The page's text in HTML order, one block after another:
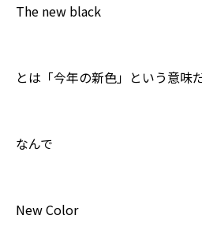
The new black
とは「今年の新色」という意味
なんで
New Color